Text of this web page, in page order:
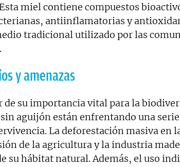
miel contiene compuestos
antiinflamatorias y
tradicional utilizado por las
y amenazas
de su importancia vital para la
aguijón están enfrentando una
La deforestación masiva en
de la agricultura y la industria
su hábitat natural. Además, el uso